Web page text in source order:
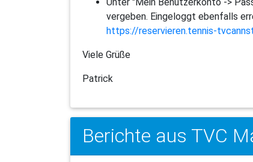
vergeben. Eingeloggt ebenfalls
https://reservieren.tennis-
Viele Grüße
Patrick
Berichte aus TVC